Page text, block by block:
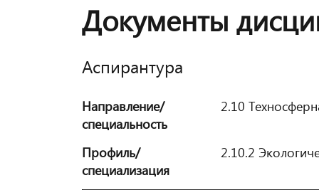
Документы
Аспирантура
Направление/
специальность
2.10
Профиль/
специализация
2.10.2